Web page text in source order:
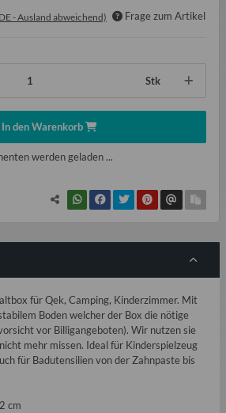
- Ausland abweichend) Frage zum Artikel
Stk
In den Warenkorb
werden geladen ...
für Qek, Camping, Kinderzimmer. Mit
Boden welcher der Box die nötige
vor Billigangeboten). Wir nutzen sie
mehr missen. Ideal für Kinderspielzeug
für Badutensilien von der Zahnpaste bis
cm